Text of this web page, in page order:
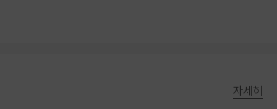
자세히